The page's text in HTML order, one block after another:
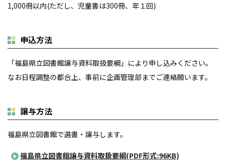
1,000冊以内(ただし、児童書は300冊、年１回)
申込方法
「福島県立図書館譲与資料取扱要綱」により申し込みください。
なお日程調整の都合上、事前に企画管理部までご連絡願います。
譲与方法
福島県立図書館で選書・譲与します。
福島県立図書館譲与資料取扱要綱(PDF形式:96KB)